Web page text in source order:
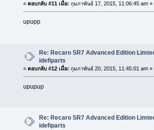
« ตอบกลับ #11 เมื่อ: กุมภาพันธ์ 17, 2015, 11:06:45 am »
upupp
Re: Recaro SR7 Advanced Edition
idefiparts
« ตอบกลับ #12 เมื่อ: กุมภาพันธ์ 20, 2015, 11:45:01 am »
upupup
Re: Recaro SR7 Advanced Edition
idefiparts